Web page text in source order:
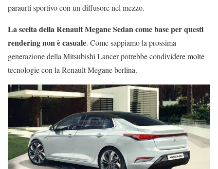
paraurti sportivo con un diffusore nel mezzo.
La scelta della Renault Megane Sedan come base per questi
rendering non è casuale. Come sappiamo la prossima
generazione della Mitsubishi Lancer potrebbe condividere molte
tecnologie con la Renault Megane berlina.